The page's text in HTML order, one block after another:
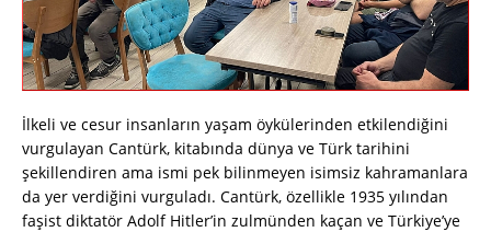
İlkeli ve cesur insanların yaşam öykülerinden etkilendiğini
vurgulayan Cantürk, kitabında dünya ve Türk tarihini
şekillendiren ama ismi pek bilinmeyen isimsiz kahramanlara
da yer verdiğini vurguladı. Cantürk, özellikle 1935 yılından
faşist diktatör Adolf Hitler’in zulmünden kaçan ve Türkiye’ye